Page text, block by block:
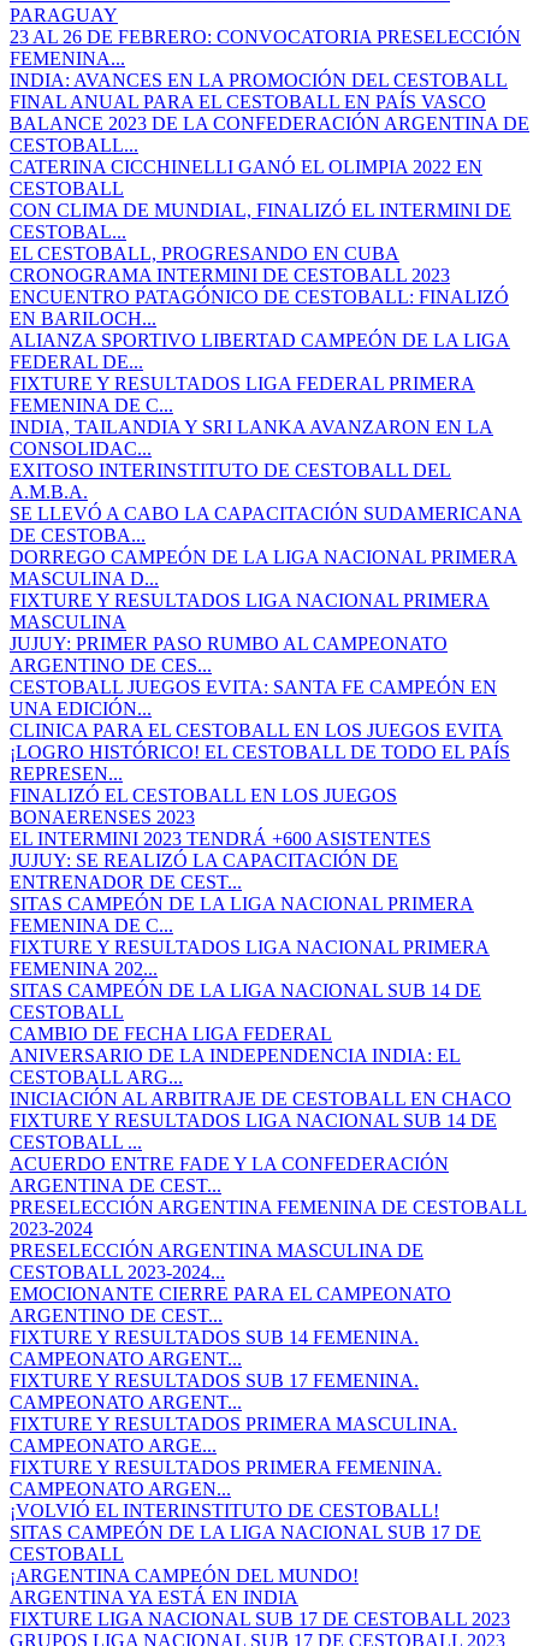
PARAGUAY
23 AL 26 DE FEBRERO: CONVOCATORIA PRESELECCIÓN
FEMENINA...
INDIA: AVANCES EN LA PROMOCIÓN DEL CESTOBALL
FINAL ANUAL PARA EL CESTOBALL EN PAÍS VASCO
BALANCE 2023 DE LA CONFEDERACIÓN ARGENTINA DE
CESTOBALL...
CATERINA CICCHINELLI GANÓ EL OLIMPIA 2022 EN
CESTOBALL
CON CLIMA DE MUNDIAL, FINALIZÓ EL INTERMINI DE
CESTOBAL...
EL CESTOBALL, PROGRESANDO EN CUBA
CRONOGRAMA INTERMINI DE CESTOBALL 2023
ENCUENTRO PATAGÓNICO DE CESTOBALL: FINALIZÓ
EN BARILOCH...
ALIANZA SPORTIVO LIBERTAD CAMPEÓN DE LA LIGA
FEDERAL DE...
FIXTURE Y RESULTADOS LIGA FEDERAL PRIMERA
FEMENINA DE C...
INDIA, TAILANDIA Y SRI LANKA AVANZARON EN LA
CONSOLIDAC...
EXITOSO INTERINSTITUTO DE CESTOBALL DEL
A.M.B.A.
SE LLEVÓ A CABO LA CAPACITACIÓN SUDAMERICANA
DE CESTOBA...
DORREGO CAMPEÓN DE LA LIGA NACIONAL PRIMERA
MASCULINA D...
FIXTURE Y RESULTADOS LIGA NACIONAL PRIMERA
MASCULINA
JUJUY: PRIMER PASO RUMBO AL CAMPEONATO
ARGENTINO DE CES...
CESTOBALL JUEGOS EVITA: SANTA FE CAMPEÓN EN
UNA EDICIÓN...
CLINICA PARA EL CESTOBALL EN LOS JUEGOS EVITA
¡LOGRO HISTÓRICO! EL CESTOBALL DE TODO EL PAÍS
REPRESEN...
FINALIZÓ EL CESTOBALL EN LOS JUEGOS
BONAERENSES 2023
EL INTERMINI 2023 TENDRÁ +600 ASISTENTES
JUJUY: SE REALIZÓ LA CAPACITACIÓN DE
ENTRENADOR DE CEST...
SITAS CAMPEÓN DE LA LIGA NACIONAL PRIMERA
FEMENINA DE C...
FIXTURE Y RESULTADOS LIGA NACIONAL PRIMERA
FEMENINA 202...
SITAS CAMPEÓN DE LA LIGA NACIONAL SUB 14 DE
CESTOBALL
CAMBIO DE FECHA LIGA FEDERAL
ANIVERSARIO DE LA INDEPENDENCIA INDIA: EL
CESTOBALL ARG...
INICIACIÓN AL ARBITRAJE DE CESTOBALL EN CHACO
FIXTURE Y RESULTADOS LIGA NACIONAL SUB 14 DE
CESTOBALL ...
ACUERDO ENTRE FADE Y LA CONFEDERACIÓN
ARGENTINA DE CEST...
PRESELECCIÓN ARGENTINA FEMENINA DE CESTOBALL
2023-2024
PRESELECCIÓN ARGENTINA MASCULINA DE
CESTOBALL 2023-2024...
EMOCIONANTE CIERRE PARA EL CAMPEONATO
ARGENTINO DE CEST...
FIXTURE Y RESULTADOS SUB 14 FEMENINA.
CAMPEONATO ARGENT...
FIXTURE Y RESULTADOS SUB 17 FEMENINA.
CAMPEONATO ARGENT...
FIXTURE Y RESULTADOS PRIMERA MASCULINA.
CAMPEONATO ARGE...
FIXTURE Y RESULTADOS PRIMERA FEMENINA.
CAMPEONATO ARGEN...
¡VOLVIÓ EL INTERINSTITUTO DE CESTOBALL!
SITAS CAMPEÓN DE LA LIGA NACIONAL SUB 17 DE
CESTOBALL
¡ARGENTINA CAMPEÓN DEL MUNDO!
ARGENTINA YA ESTÁ EN INDIA
FIXTURE LIGA NACIONAL SUB 17 DE CESTOBALL 2023
GRUPOS LIGA NACIONAL SUB 17 DE CESTOBALL 2023